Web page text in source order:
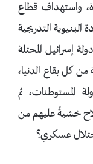
واستهداف قطاع
التدريجية
إسرائيل المحتلة
كل بقاع الدنيا،
المستوطنات، ثم
خشيةً عليهم من
عسكري؟